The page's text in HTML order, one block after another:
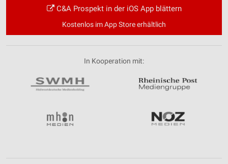
C&A Prospekt in der iOS App blättern
Kostenlos im App Store erhältlich
In Kooperation mit: